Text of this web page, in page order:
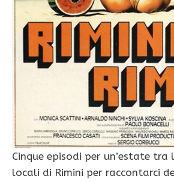
Cinque episodi per un’estate tra
locali di Rimini per raccontarci